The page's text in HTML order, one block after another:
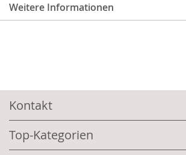
Weitere Informationen
Kontakt
Top-Kategorien